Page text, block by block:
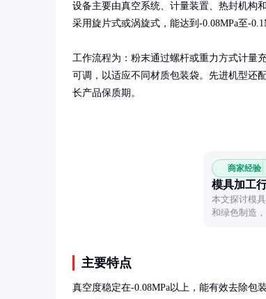
设备主要由真空系统、计量装置、热封机构
采用旋片式或涡旋式，能达到-0.08MPa至-
工作流程为：粉末通过螺杆或重力方式计
可调，以适应不同材质包装袋。先进机型还
长产品保质期。
商家经验
模具加工
本文探讨模
和绿色制造
主要特点
真空度稳定在-0.08MPa以上，能有效去除包